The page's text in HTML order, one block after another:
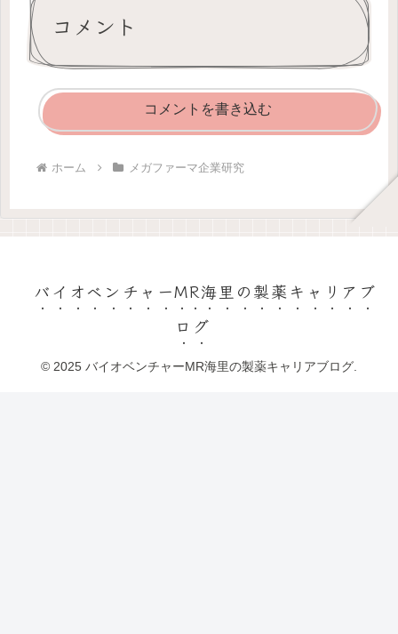
コメント
コメントを書き込む
ホーム メガファーマ企業研究
バイオベンチャーMR海里の製薬キャリアブ
ログ
© 2025 バイオベンチャーMR海里の製薬キャリアブログ.